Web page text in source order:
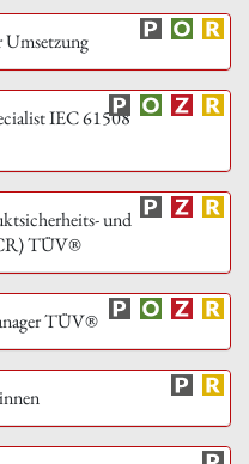
Umsetzung
IEC 61508
und
TÜV®
TÜV®